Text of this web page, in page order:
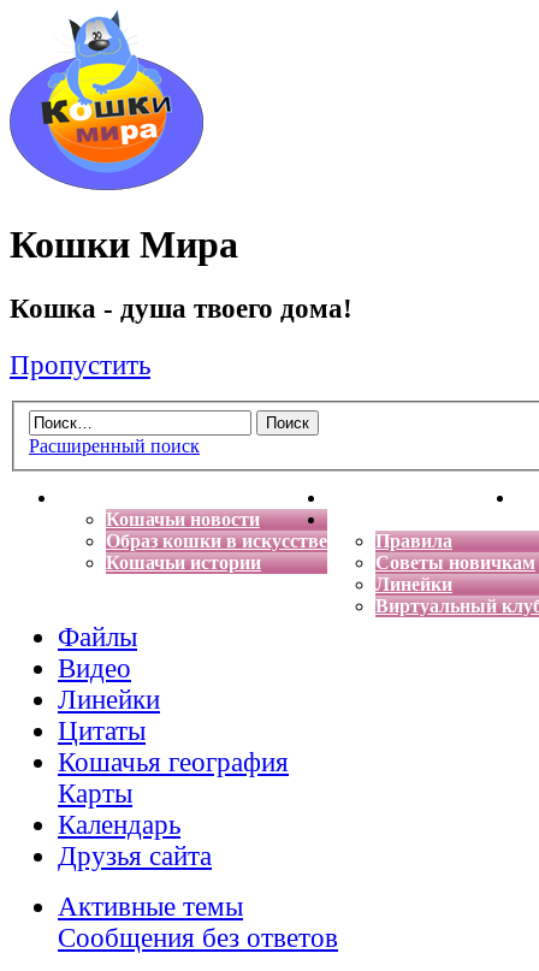
Кошки Мира
Кошка - душа твоего дома!
Пропустить
Расширенный поиск
Кошачьи новости
Образ кошки в искусстве
Кошачьи истории
Энциклопедия кошек
Правила
Советы новичкам
Линейки
Виртуальный
Файлы
Видео
Линейки
Цитаты
Кошачья география
Карты
Календарь
Друзья сайта
Активные темы
Сообщения без ответов